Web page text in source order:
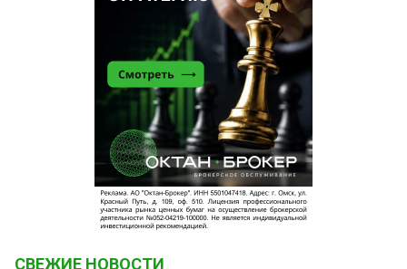
СВЕЖИЕ НОВОСТИ